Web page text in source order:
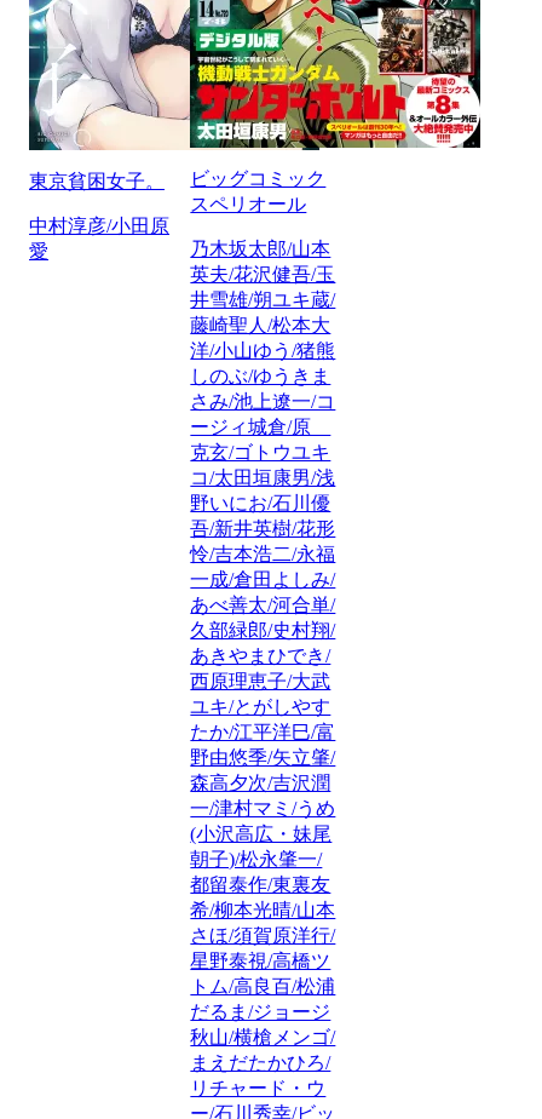
東京貧困女子。
中村淳彦/小田原
愛
ビッグコミック
スペリオール
乃木坂太郎/山本
英夫/花沢健吾/玉
井雪雄/朔ユキ蔵/
藤崎聖人/松本大
洋/小山ゆう/猪熊
しのぶ/ゆうきま
さみ/池上遼一/コ
ージィ城倉/原
克玄/ゴトウユキ
コ/太田垣康男/浅
野いにお/石川優
吾/新井英樹/花形
怜/吉本浩二/永福
一成/倉田よしみ/
あべ善太/河合単/
久部緑郎/史村翔/
あきやまひでき/
西原理恵子/大武
ユキ/とがしやす
たか/江平洋巳/富
野由悠季/矢立肇/
森高夕次/吉沢潤
一/津村マミ/うめ
(小沢高広・妹尾
朝子)/松永肇一/
都留泰作/東裏友
希/柳本光晴/山本
さほ/須賀原洋行/
星野泰視/高橋ツ
トム/高良百/松浦
だるま/ジョージ
秋山/横槍メンゴ/
まえだたかひろ/
リチャード・ウ
ー/石川秀幸/ビッ